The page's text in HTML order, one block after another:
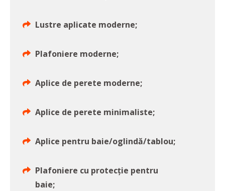
Lustre aplicate moderne;
Plafoniere moderne;
Aplice de perete moderne;
Aplice de perete minimaliste;
Aplice pentru baie/oglindă/tablou;
Plafoniere cu protecție pentru
baie;